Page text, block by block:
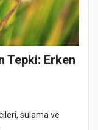
Tepki: Erken
sulama ve